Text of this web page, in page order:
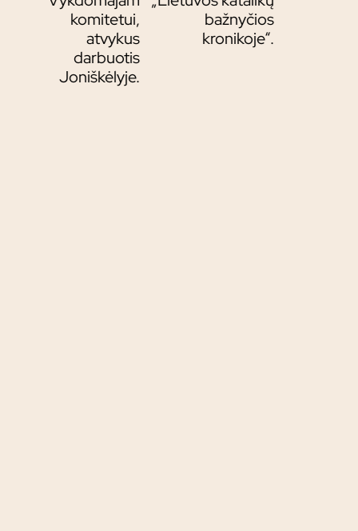
komitetui,
atvykus
darbuotis
Joniškėlyje.
bažnyčios
kronikoje“.